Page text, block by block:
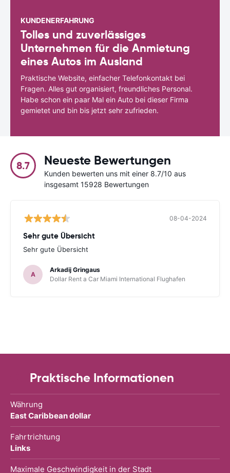
KUNDENERFAHRUNG
Tolles und zuverlässiges
Unternehmen für die Anmietung
eines Autos im Ausland
Praktische Website, einfacher Telefonkontakt bei
Fragen. Alles gut organisiert, freundliches Personal.
Habe schon ein paar Mal ein Auto bei dieser Firma
gemietet und bin bis jetzt sehr zufrieden.
8.7 Neueste Bewertungen
Kunden bewerten uns mit einer 8.7/10 aus
insgesamt 15928 Bewertungen
08-04-2024
Sehr gute Übersicht
Sehr gute Übersicht
A
Arkadij Gringaus
Dollar Rent a Car Miami International Flughafen
Praktische Informationen
Währung
East Caribbean dollar
Fahrtrichtung
Links
Maximale Geschwindigkeit in der Stadt